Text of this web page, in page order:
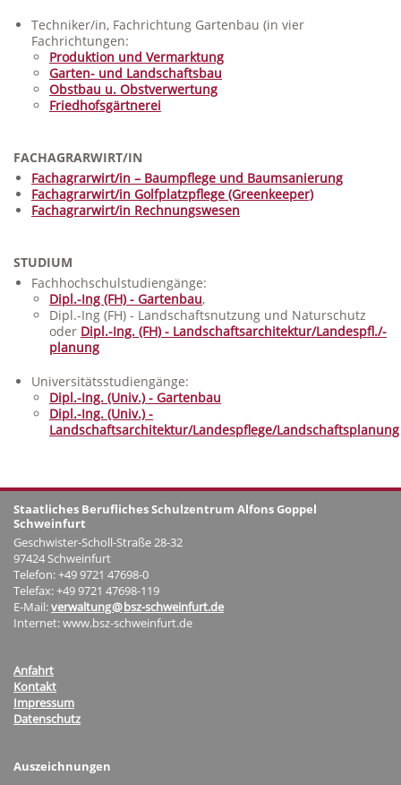
Techniker/in, Fachrichtung Gartenbau (in vier
Fachrichtungen:
Produktion und Vermarktung
Garten- und Landschaftsbau
Obstbau u. Obstverwertung
Friedhofsgärtnerei
FACHAGRARWIRT/IN
Fachagrarwirt/in – Baumpflege und Baumsanierung
Fachagrarwirt/in Golfplatzpflege (Greenkeeper)
Fachagrarwirt/in Rechnungswesen
STUDIUM
Fachhochschulstudiengänge:
Dipl.-Ing (FH) - Gartenbau,
Dipl.-Ing (FH) - Landschaftsnutzung und Naturschutz
oder Dipl.-Ing. (FH) - Landschaftsarchitektur/Landespfl./-
planung
Universitätsstudiengänge:
Dipl.-Ing. (Univ.) - Gartenbau
Dipl.-Ing. (Univ.) -
Landschaftsarchitektur/Landespflege/Landschaftsplanung
Staatliches Berufliches Schulzentrum Alfons Goppel
Schweinfurt
Geschwister-Scholl-Straße 28-32
97424 Schweinfurt
Telefon: +49 9721 47698-0
Telefax: +49 9721 47698-119
E-Mail:verwaltung@bsz-schweinfurt.de
Internet: www.bsz-schweinfurt.de
Anfahrt
Kontakt
Impressum
Datenschutz
Auszeichnungen